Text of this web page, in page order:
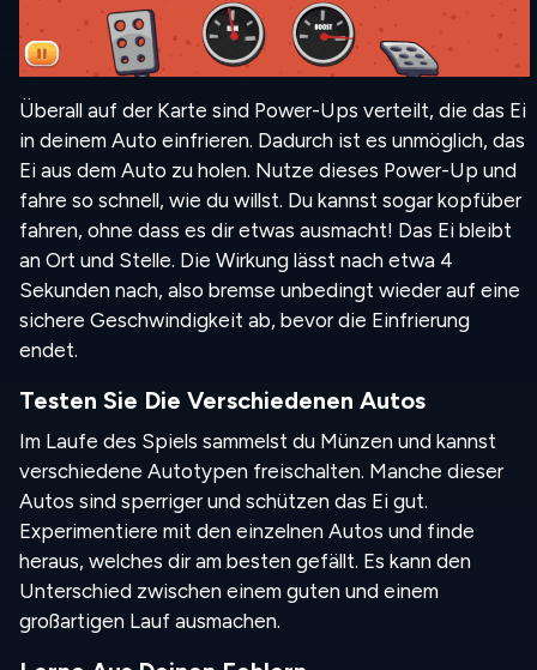
Überall auf der Karte sind Power-Ups verteilt, die das Ei
in deinem Auto einfrieren. Dadurch ist es unmöglich, das
Ei aus dem Auto zu holen. Nutze dieses Power-Up und
fahre so schnell, wie du willst. Du kannst sogar kopfüber
fahren, ohne dass es dir etwas ausmacht! Das Ei bleibt
an Ort und Stelle. Die Wirkung lässt nach etwa 4
Sekunden nach, also bremse unbedingt wieder auf eine
sichere Geschwindigkeit ab, bevor die Einfrierung
endet.
Testen Sie Die Verschiedenen Autos
Im Laufe des Spiels sammelst du Münzen und kannst
verschiedene Autotypen freischalten. Manche dieser
Autos sind sperriger und schützen das Ei gut.
Experimentiere mit den einzelnen Autos und finde
heraus, welches dir am besten gefällt. Es kann den
Unterschied zwischen einem guten und einem
großartigen Lauf ausmachen.